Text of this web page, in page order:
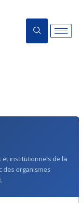
institutionnels de la
des organismes